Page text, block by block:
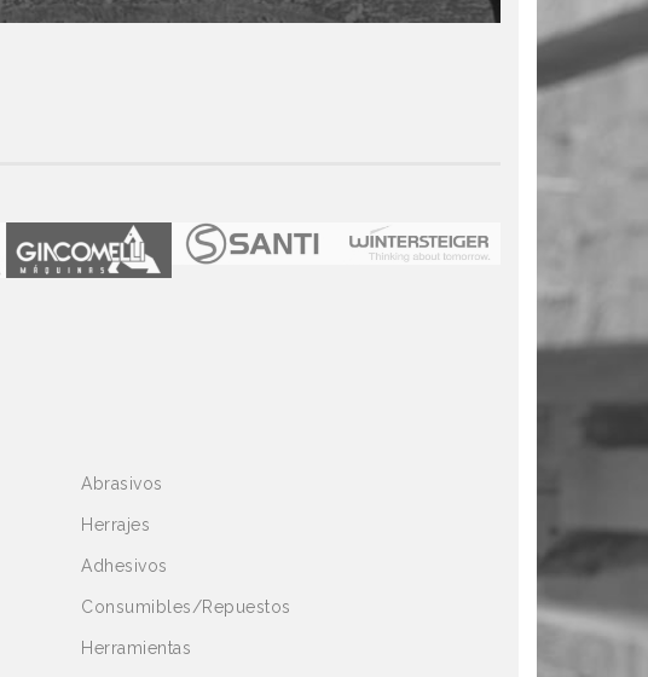
Afila Widea
Fresa p/
Titanio p/
Abrasivos
Herrajes
Adhesivos
Consumibles/Repuestos
Herramientas